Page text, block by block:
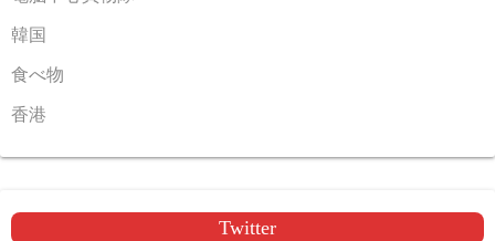
韓国
食べ物
香港
Twitter